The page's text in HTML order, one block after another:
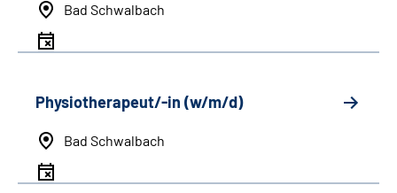
Bad Schwalbach
Physiotherapeut/-in (w/m/d)
Bad Schwalbach